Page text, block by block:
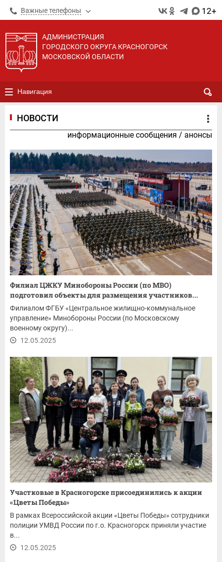
Важные телефоны 12+
АДМИНИСТРАЦИЯ
ГОРОДСКОГО ОКРУГА КРАСНОГОРСК
МОСКОВСКОЙ ОБЛАСТИ
Навигация
НОВОСТИ
информационные сообщения / анонсы
Филиал ЦЖКУ Минобороны России (по МВО)
подготовил объекты для размещения участников...
Филиалом ФГБУ «Центральное жилищно-коммунальное
управление» Минобороны России (по Московскому
военному округу)...
12.05.2025
Участковые в Красногорске присоединились к акции
«Цветы Победы»
В рамках Всероссийской акции «Цветы Победы» сотрудники
полиции УМВД России по г.о. Красногорск приняли участие
в...
12.05.2025